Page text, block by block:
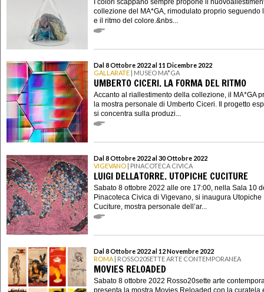
collezione del MA*GA, rimodulato proprio seguendo
e il ritmo del colore.&nbs...
Dal 8 Ottobre 2022 al 11 Dicembre 2022
GALLARATE | MUSEO MA*GA
UMBERTO CICERI. LA FORMA DEL RITMO
Accanto al riallestimento della collezione, il MA*GA
la mostra personale di Umberto Ciceri. Il progetto
si concentra sulla produzi...
Dal 8 Ottobre 2022 al 30 Ottobre 2022
VIGEVANO | PINACOTECA CIVICA
LUIGI DELLATORRE. UTOPICHE CUCITURE
Sabato 8 ottobre 2022 alle ore 17:00, nella Sala 10
Pinacoteca Civica di Vigevano, si inaugura Utopiche
Cuciture, mostra personale dell’ar...
Dal 8 Ottobre 2022 al 12 Novembre 2022
ROMA | ROSSO20SETTE ARTE CONTEMPORANEA
MOVIES RELOADED
Sabato 8 ottobre 2022 Rosso20sette arte
presenta la mostra Movies Reloaded con la curatela